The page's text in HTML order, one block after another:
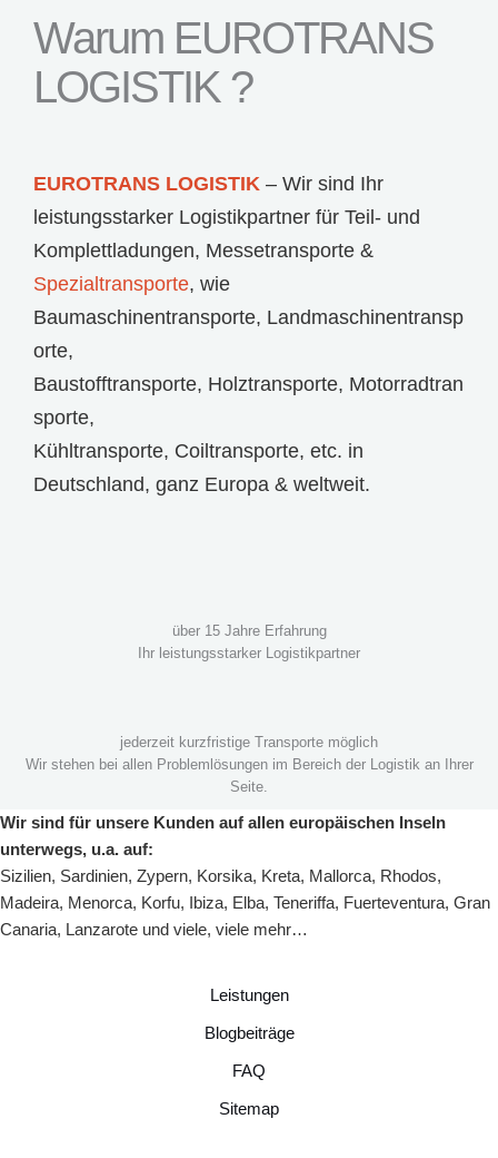
Warum EUROTRANS
LOGISTIK ?
EUROTRANS LOGISTIK – Wir sind Ihr
leistungsstarker Logistikpartner für Teil- und
Komplettladungen, Messetransporte &
Spezialtransporte, wie
Baumaschinentransporte, Landmaschinentransp
orte,
Baustofftransporte, Holztransporte, Motorradtran
sporte,
Kühltransporte, Coiltransporte, etc. in
Deutschland, ganz Europa & weltweit.
über 15 Jahre Erfahrung
Ihr leistungsstarker Logistikpartner
jederzeit kurzfristige Transporte möglich
Wir stehen bei allen Problemlösungen im Bereich der Logistik an Ihrer
Seite.
Wir sind für unsere Kunden auf allen europäischen Inseln
unterwegs, u.a. auf:
Sizilien, Sardinien, Zypern, Korsika, Kreta, Mallorca, Rhodos,
Madeira, Menorca, Korfu, Ibiza, Elba, Teneriffa, Fuerteventura, Gran
Canaria, Lanzarote und viele, viele mehr…
Leistungen
Blogbeiträge
FAQ
Sitemap